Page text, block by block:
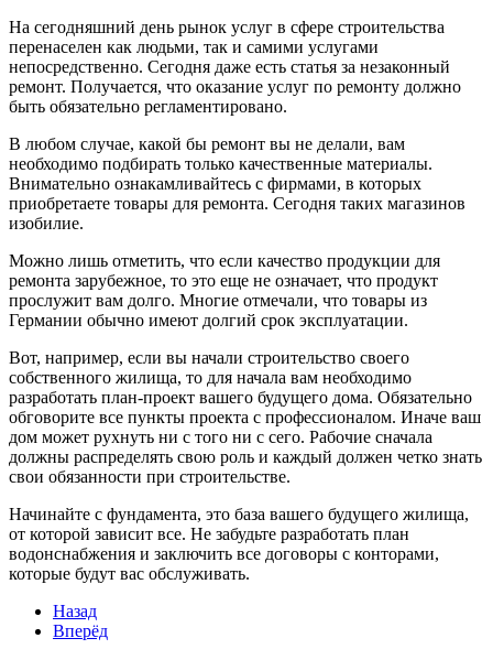
На сегодняшний день рынок услуг в сфере строительства
перенаселен как людьми, так и самими услугами
непосредственно. Сегодня даже есть статья за незаконный
ремонт. Получается, что оказание услуг по ремонту должно
быть обязательно регламентировано.
В любом случае, какой бы ремонт вы не делали, вам
необходимо подбирать только качественные материалы.
Внимательно ознакамливайтесь с фирмами, в которых
приобретаете товары для ремонта. Сегодня таких магазинов
изобилие.
Можно лишь отметить, что если качество продукции для
ремонта зарубежное, то это еще не означает, что продукт
прослужит вам долго. Многие отмечали, что товары из
Германии обычно имеют долгий срок эксплуатации.
Вот, например, если вы начали строительство своего
собственного жилища, то для начала вам необходимо
разработать план-проект вашего будущего дома. Обязательно
обговорите все пункты проекта с профессионалом. Иначе ваш
дом может рухнуть ни с того ни с сего. Рабочие сначала
должны распределять свою роль и каждый должен четко знать
свои обязанности при строительстве.
Начинайте с фундамента, это база вашего будущего жилища,
от которой зависит все. Не забудьте разработать план
водонснабжения и заключить все договоры с конторами,
которые будут вас обслуживать.
Назад
Вперёд